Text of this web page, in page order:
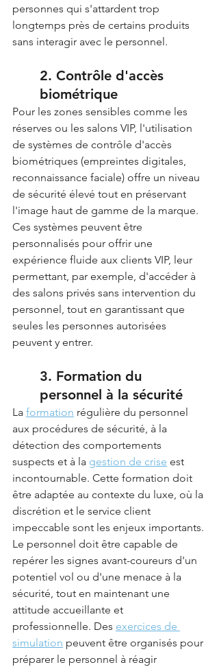
personnes qui s'attardent trop
longtemps près de certains produits
sans interagir avec le personnel.
2. Contrôle d'accès
biométrique
Pour les zones sensibles comme les
réserves ou les salons VIP, l'utilisation
de systèmes de contrôle d'accès
biométriques (empreintes digitales,
reconnaissance faciale) offre un niveau
de sécurité élevé tout en préservant
l'image haut de gamme de la marque.
Ces systèmes peuvent être
personnalisés pour offrir une
expérience fluide aux clients VIP, leur
permettant, par exemple, d'accéder à
des salons privés sans intervention du
personnel, tout en garantissant que
seules les personnes autorisées
peuvent y entrer.
3. Formation du
personnel à la sécurité
La formation régulière du personnel
aux procédures de sécurité, à la
détection des comportements
suspects et à la gestion de crise est
incontournable. Cette formation doit
être adaptée au contexte du luxe, où la
discrétion et le service client
impeccable sont les enjeux importants.
Le personnel doit être capable de
repérer les signes avant-coureurs d'un
potentiel vol ou d'une menace à la
sécurité, tout en maintenant une
attitude accueillante et
professionnelle. Des exercices de
simulation peuvent être organisés pour
préparer le personnel à réagir